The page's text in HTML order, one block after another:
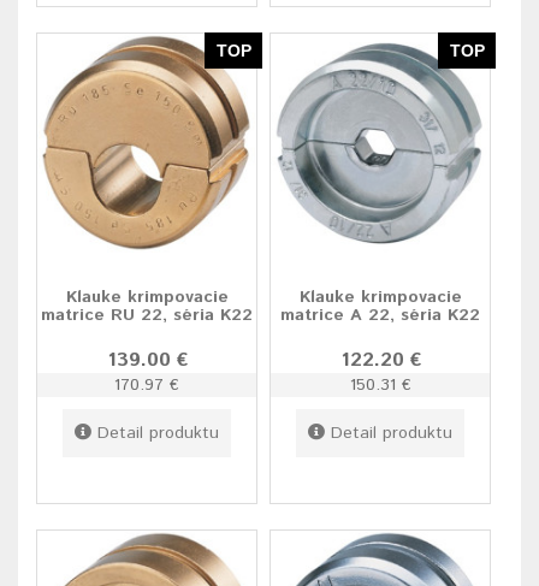
TOP
Klauke krimpovacie
matrice RU 22, séria K22
139.00 €
170.97 €
Detail produktu
TOP
Klauke krimpovacie
matrice A 22, séria K22
122.20 €
150.31 €
Detail produktu